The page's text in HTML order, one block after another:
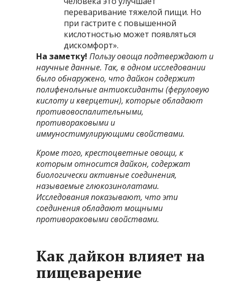
переваривание тяжелой пищи. Но
при гастрите с повышенной
кислотностью может появляться
дискомфорт».
На заметку! Пользу овоща подтверждают и
научные данные. Так, в одном исследовании
было обнаружено, что дайкон содержит
полифенольные антиоксиданты (феруловую
кислоту и кверцетин), которые обладают
противовоспалительными,
противораковыми и
иммуностимулирующими свойствами.
Кроме того, крестоцветные овощи, к
которым относится дайкон, содержат
биологически активные соединения,
называемые глюкозинолатами.
Исследования показывают, что эти
соединения обладают мощными
противораковыми свойствами.
Как дайкон влияет на
пищеварение